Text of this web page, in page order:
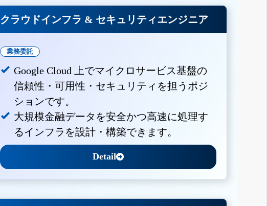
クラウドインフラ & セキュリティエンジニア
業務委託
Google Cloud 上でマイクロサービス基盤の
信頼性・可用性・セキュリティを担うポジ
ションです。
大規模金融データを安全かつ高速に処理す
るインフラを設計・構築できます。
Detail